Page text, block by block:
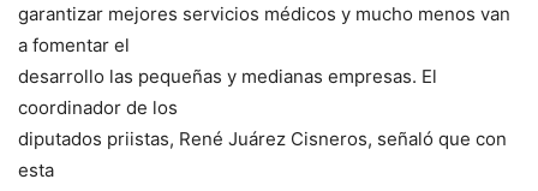
garantizar mejores servicios médicos y mucho menos van
a fomentar el
desarrollo las pequeñas y medianas empresas. El
coordinador de los
diputados priistas, René Juárez Cisneros, señaló que con
esta